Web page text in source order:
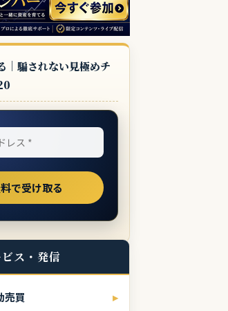
｜騙されない見極めチ
ス・発信
売買 ▸